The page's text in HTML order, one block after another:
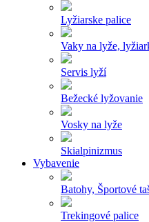
Lyžiarske palice
Vaky na lyže,
Servis lyží
Bežecké lyžovanie
Vosky na lyže
Skialpinizmus
Vybavenie
Batohy, Športové
Trekingové palice